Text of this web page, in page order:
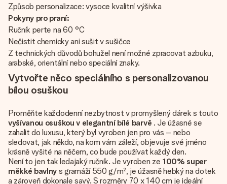
Způsob personalizace: vysoce kvalitní výšivka
Pokyny pro praní:
Ručník perte na 60 °C
Nečistit chemicky ani sušit v sušičce
Z technických důvodů bohužel není možné zpracovat azbuku,
arabské, orientální nebo speciální znaky.
Vytvořte něco speciálního s personalizovanou
bílou osuškou
Proměňte každodenní nezbytnost v promyšlený dárek s touto
vyšívanou osuškou v elegantní bílé barvě . Je úžasné se
zahalit do luxusu, který byl vyroben jen pro vás – nebo
sledovat, jak někdo, na kom vám záleží, objevuje své jméno
krásně vyšité na něčem, co bude používat každý den.
Není to jen tak ledajaký ručník. Je vyroben ze 100% super
měkké bavlny s gramáží 550 g/m², je úžasně hebký na dotek
a zároveň dokonale savý. S rozměry 70 x 140 cm je ideální